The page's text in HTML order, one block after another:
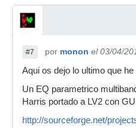
#7 por monon el 03/04/
Aqui os dejo lo ultimo que
Un EQ parametrico
Harris portado a LV2 con GUI
http://sourceforge.net/